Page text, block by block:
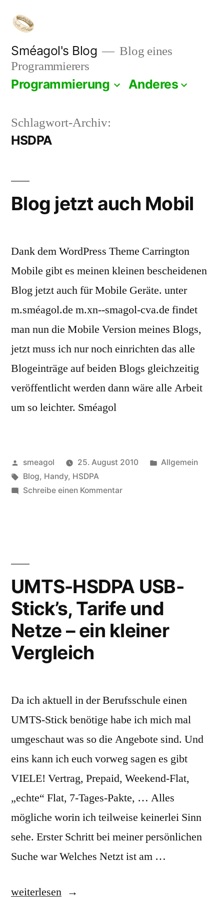
Inhalt
springen
Sméagol's Blog
Blog eines
Programmierers
Programmierung Anderes
Schlagwort-Archiv:
HSDPA
Blog jetzt auch Mobil
Dank dem WordPress Theme Carrington
Mobile gibt es meinen kleinen bescheidenen
Blog jetzt auch für Mobile Geräte. unter
m.sméagol.de m.xn--smagol-cva.de findet
man nun die Mobile Version meines Blogs,
jetzt muss ich nur noch einrichten das alle
Blogeinträge auf beiden Blogs gleichzeitig
veröffentlicht werden dann wäre alle Arbeit
um so leichter. Sméagol
Veröffentlicht
von
smeagol 25. August 2010
Veröffentlicht
Allgemein
Schlagwörter:
Blog, Handy, HSDPA
Schreibe einen Kommentarzu
UMTS-HSDPA USB-
Stick’s, Tarife und
Netze – ein kleiner
Vergleich
Da ich aktuell in der Berufsschule einen
UMTS-Stick benötige habe ich mich mal
umgeschaut was so die Angebote sind. Und
eins kann ich euch vorweg sagen es gibt
VIELE! Vertrag, Prepaid, Weekend-Flat,
„echte“ Flat, 7-Tages-Pakte, … Alles
mögliche worin ich teilweise keinerlei Sinn
sehe. Erster Schritt bei meiner persönlichen
Suche war Welches Netzt ist am …
„UMTS-
weiterlesen